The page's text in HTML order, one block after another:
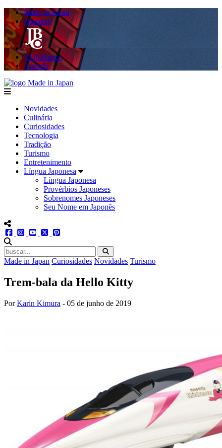
Made in Japan
Hashitag
AkibaSpace
Agenda
menu
Novidades
Culinária
Curiosidades
Tecnologia
Tradição
Turismo
Entretenimento
Língua Japonesa
Língua Japonesa
Provérbios Japoneses
Sobrenomes Japoneses
Seu Nome em Japonês
menu redes social
facebookinstagram
youtube
twitter
Made in Japan Curiosidades Novidades Turismo
Trem-bala da Hello Kitty
PorKarin Kimura - 05 de junho de 2019